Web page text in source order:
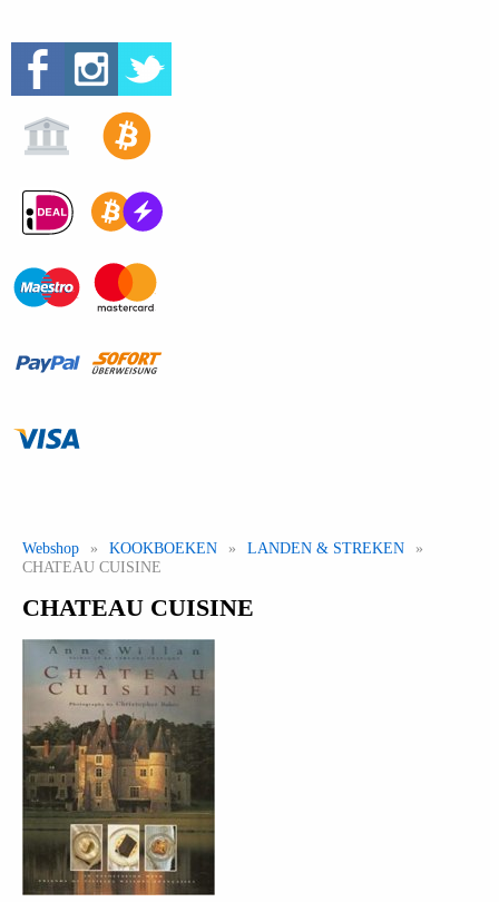
Webshop » KOOKBOEKEN » LANDEN & STREKEN
»
CHATEAU CUISINE
CHATEAU CUISINE